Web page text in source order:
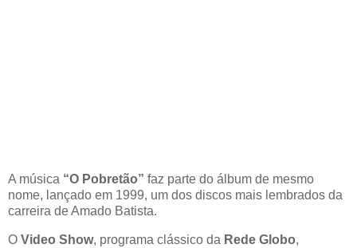
A música “O Pobretão” faz parte do álbum de mesmo
nome, lançado em 1999, um dos discos mais lembrados da
carreira de Amado Batista.
O Video Show, programa clássico da Rede Globo,